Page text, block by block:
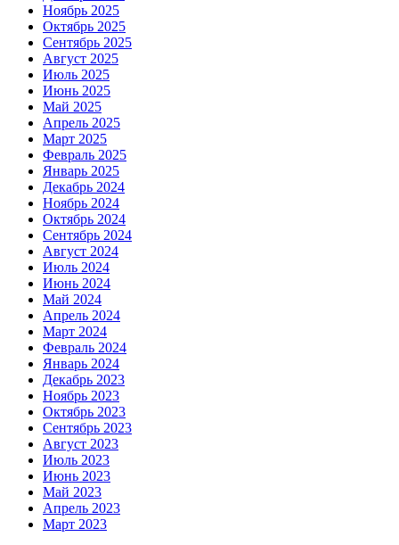
Ноябрь 2025
Октябрь 2025
Сентябрь 2025
Август 2025
Июль 2025
Июнь 2025
Май 2025
Апрель 2025
Март 2025
Февраль 2025
Январь 2025
Декабрь 2024
Ноябрь 2024
Октябрь 2024
Сентябрь 2024
Август 2024
Июль 2024
Июнь 2024
Май 2024
Апрель 2024
Март 2024
Февраль 2024
Январь 2024
Декабрь 2023
Ноябрь 2023
Октябрь 2023
Сентябрь 2023
Август 2023
Июль 2023
Июнь 2023
Май 2023
Апрель 2023
Март 2023